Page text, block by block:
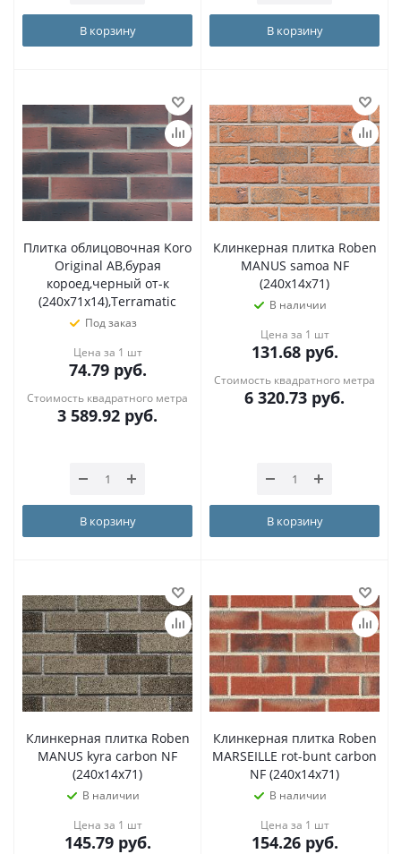
В корзину В корзину
Плитка облицовочная Koro
Original AB,бурая
короед,черный от-к
(240х71х14),Terramatic
Под заказ
Цена за 1 шт
74.79руб.
Стоимость квадратного метра
3 589.92 руб.
В корзину
Клинкерная плитка Roben
MANUS samoa NF
(240x14x71)
В наличии
Цена за 1 шт
131.68руб.
Стоимость квадратного метра
6 320.73 руб.
В корзину
Клинкерная плитка Roben
MANUS kyra carbon NF
(240x14x71)
В наличии
Цена за 1 шт
145.79руб.
Клинкерная плитка Roben
MARSEILLE rot-bunt carbon
NF (240x14x71)
В наличии
Цена за 1 шт
154.26руб.